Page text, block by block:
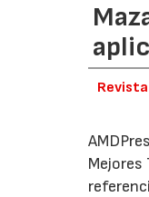
Mejores